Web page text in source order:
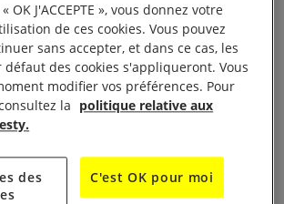
animé par Aymeric ELLUIN, juriste
et responsable du plaidoyer
armés” à Amnesty International
OK J'ACCEPTE », vous donnez votre
de ces cookies. Vous pouvez
sans accepter, et dans ce cas, les
des cookies s'appliqueront. Vous
modifier vos préférences. Pour
la politique relative aux
des
C'est OK pour moi